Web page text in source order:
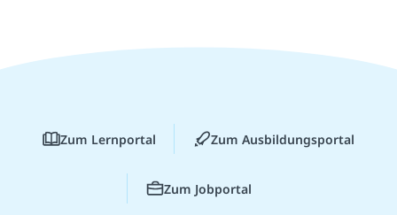
Zum Lernportal Zum Ausbildungsportal
Zum Jobportal